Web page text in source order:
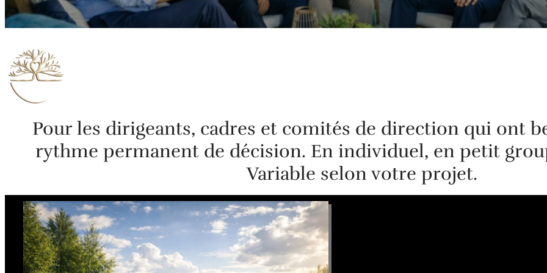
Pour les dirigeants, cadres et comités de direction qui ont
rythme permanent de décision. En individuel, en petit
Variable selon votre projet.